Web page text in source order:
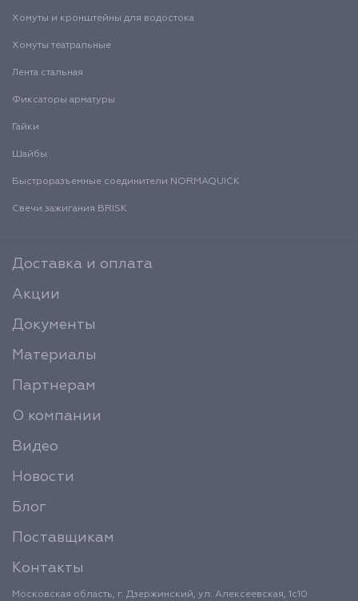
Хомуты и кронштейны для водостока
Хомуты театральные
Лента стальная
Фиксаторы арматуры
Гайки
Шайбы
Быстроразъемные соединители NORMAQUICK
Свечи зажигания BRISK
Доставка и оплата
Акции
Документы
Материалы
Партнерам
О компании
Видео
Новости
Блог
Поставщикам
Контакты
Московская область, г. Дзержинский, ул. Алексеевская, 1с10